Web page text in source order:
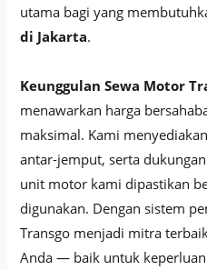
utama bagi yang
di Jakarta.
Keunggulan Sewa Motor
menawarkan harga
maksimal. Kami
antar-jemput, serta
unit motor kami dipastikan
digunakan. Dengan sistem
Transgo menjadi mitra
Anda — baik untuk